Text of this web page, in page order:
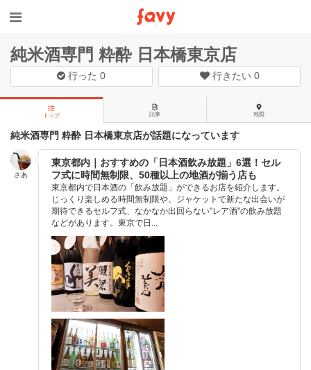
純米酒専門 粋酔 日本橋東京店
行った0 行きたい 0
トップ 記事 地図
純米酒専門 粋酔 日本橋東京店が話題になっています
さあ
東京都内｜おすすめの「日本酒飲み放題」6選！セル
フ式に時間無制限、50種以上の地酒が揃う店も
東京都内で日本酒の「飲み放題」ができるお店を紹介します。
じっくり楽しめる時間無制限や、ジャケットで新たな出会いが
期待できるセルフ式、なかなか出回らない"レア酒"の飲み放題
などがあります。東京で日...